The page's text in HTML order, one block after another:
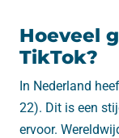
Hoeveel
TikTok?
In Nederland
22). Dit is een
ervoor.